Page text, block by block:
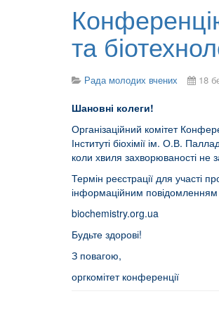
та
Рада молодих вчених 18
Шановні колеги!
Організаційний комітет
Інституті біохімії ім. О.В.
коли хвиля захворюваності не
Термін реєстрації для участі
інформаційним повідомленням
biochemistry.org.ua
Будьте здорові!
З повагою,
оргкомітет конференції